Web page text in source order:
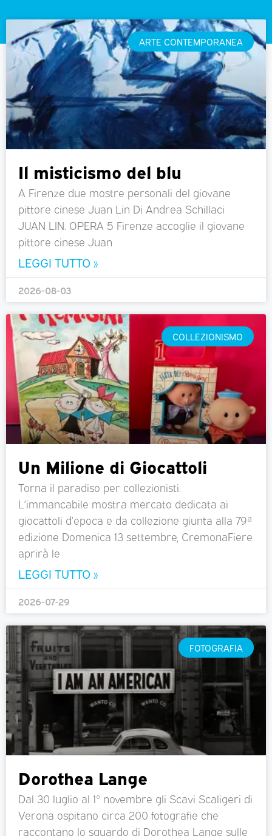
ARTE CONTEMPORANEA
Il misticismo del blu
A Firenze due mostre personali del giovane
pittore cinese Juan Lin Di Andrea Schillaci
JUAN LIN. OPERA 5 Firenze accoglie il giovane
pittore cinese Juan
LEGGI TUTTO »
2026-08-03
COLLEZIONISMO
Un Milione di Giocattoli
Torna il paradiso per collezionisti.
L’immancabile mostra mercato dedicata ai
giocattoli d’epoca e da collezione giunta alla 79ª
edizione Domenica 13 settembre, CremonaFiere
aprirà le
LEGGI TUTTO »
2026-07-29
FOTOGRAFIA
Dorothea Lange
Dal 30 luglio al 1° novembre gli Scavi Scaligeri di
Verona ospitano circa 200 fotografie che
raccontano lo sguardo di Dorothea Lange sulle